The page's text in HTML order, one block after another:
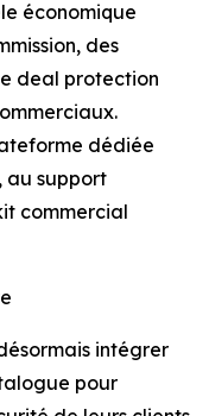
économique
des
deal protection
dédiée
au support
commercial
intégrer
pour